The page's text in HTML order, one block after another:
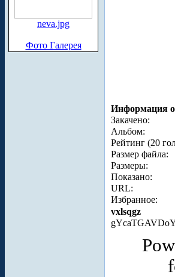
neva.jpg
Фото Галерея
Информация
Закачено:
Альбом:
Рейтинг (20
Размер файла:
Размеры:
Показано:
URL:
Избранное:
vxlsqgz